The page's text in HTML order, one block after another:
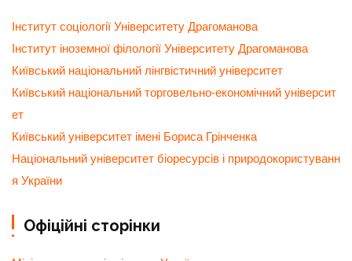
Інститут соціології Університету Драгоманова
Інститут іноземної філології Університету Драгоманова
Київський національний лінгвістичний університет
Київський національний торговельно-економічний університ
ет
Київський університет імені Бориса Грінченка
Національний університет біоресурсів і природокористуванн
я України
Офіційні сторінки